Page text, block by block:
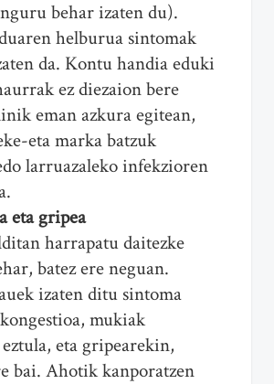
behar izaten du).
helburua sintomak
da. Kontu handia eduki
ez diezaion bere
eman azkura egitean,
eta marka batzuk
larruazaleko infekzioren
eta gripea
harrapatu daitezke
batez ere neguan.
izaten ditu sintoma
mukiak
eta gripearekin,
bai. Ahotik kanporatzen